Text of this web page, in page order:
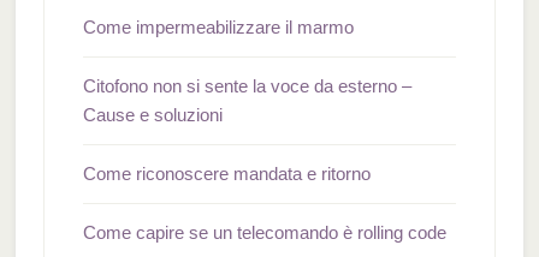
Come impermeabilizzare il marmo
Citofono non si sente la voce da esterno –
Cause e soluzioni
Come riconoscere mandata e ritorno
Come capire se un telecomando è rolling code